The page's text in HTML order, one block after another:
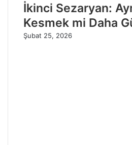
İkinci Sezaryan:
Kesmek mi Daha
Şubat 25, 2026